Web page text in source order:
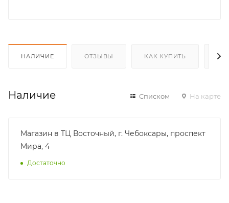
НАЛИЧИЕ ОТЗЫВЫ КАК КУПИТЬ
Наличие Списком На карте
Магазин в ТЦ Восточный, г. Чебоксары, проспект
Мира, 4
Достаточно